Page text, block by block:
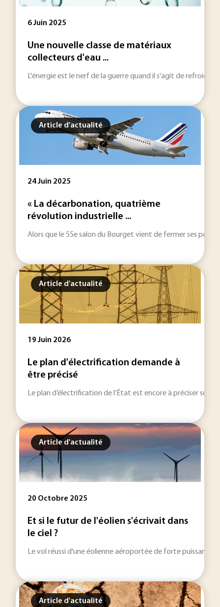
6 Juin 2025
Une nouvelle classe de matériaux
collecteurs d'eau ...
L'énergie est le nerf de la guerre quand il s'agit de refroidir
Article d'actualité
24 Juin 2025
« La décarbonation, quatrième
révolution industrielle ...
Alors que le 55e salon du Bourget vient de fermer ses
Article d'actualité
19 Juin 2026
Le plan d'électrification demande à
être précisé
Le plan d’électrification de l’État est encore à préciser
Article d'actualité
20 Octobre 2025
Et si le futur de l'éolien s'écrivait dans
le ciel ?
Le vol réussi d'une éolienne aéroportée de forte puissance
Article d'actualité